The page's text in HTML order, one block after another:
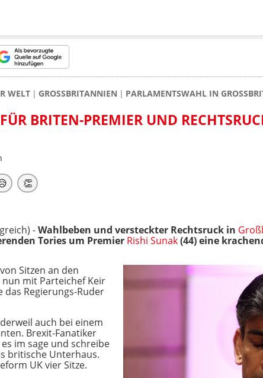
WELT GROSSBRITANNIEN PARLAMENTSWAHL IN
BRITEN-PREMIER UND
👏
-Wahlbeben und versteckter Rechtsruck in
Tories um Premier Rishi Sunak(44) eine
Sitzen an den
mit Parteichef Keir
das Regierungs-Ruder
auch bei einem
Brexit-Fanatiker
im sage und schreibe
britische Unterhaus.
UK vier Sitze.